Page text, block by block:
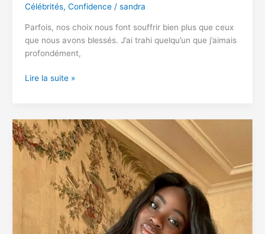
Célébrités, Confidence/ sandra
Parfois, nos choix nous font souffrir bien plus que ceux
que nous avons blessés. J’ai trahi quelqu’un que j’aimais
profondément,
J’ai
j’aimais
et
je
ce
Lire la suite »